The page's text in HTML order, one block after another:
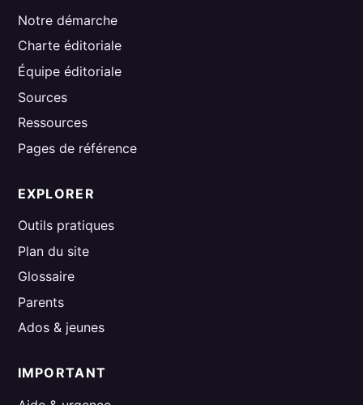
Notre démarche
Charte éditoriale
Équipe éditoriale
Sources
Ressources
Pages de référence
EXPLORER
Outils pratiques
Plan du site
Glossaire
Parents
Ados & jeunes
IMPORTANT